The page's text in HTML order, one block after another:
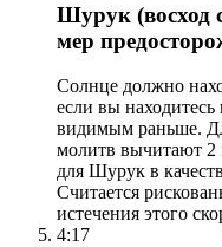
Шурук (восход
мер
Солнце должно
если вы
видимым раньше.
молитв вычитают 2
для Шурук в
Считается
истечения этого
4:17